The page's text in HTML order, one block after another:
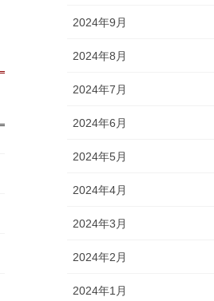
2024年9月
2024年8月
2024年7月
2024年6月
2024年5月
2024年4月
2024年3月
2024年2月
2024年1月